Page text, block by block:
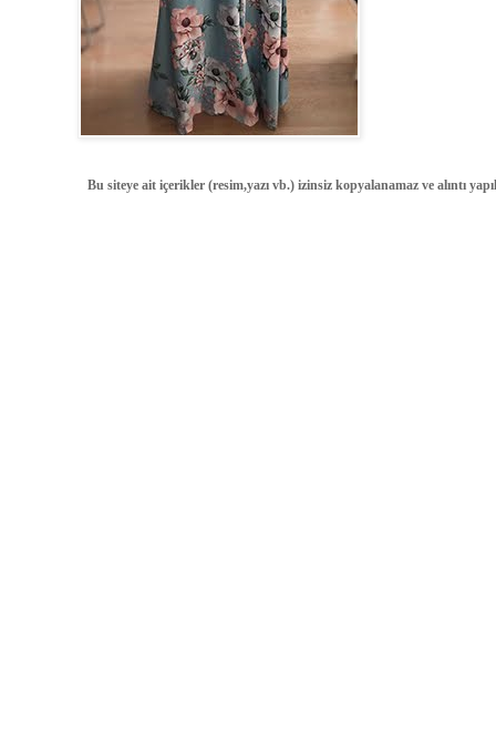
Bu siteye ait içerikler (resim,yazı vb.) izinsiz kopyalanamaz ve alıntı